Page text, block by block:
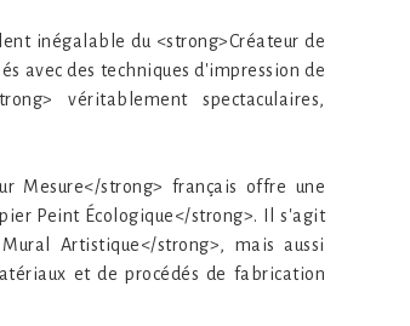
inégalable du <strong>Créateur de
avec des techniques d'impression de
véritablement spectaculaires,
Mesure</strong> français offre une
Peint Écologique</strong>. Il s'agit
Artistique</strong>, mais aussi
et de procédés de fabrication